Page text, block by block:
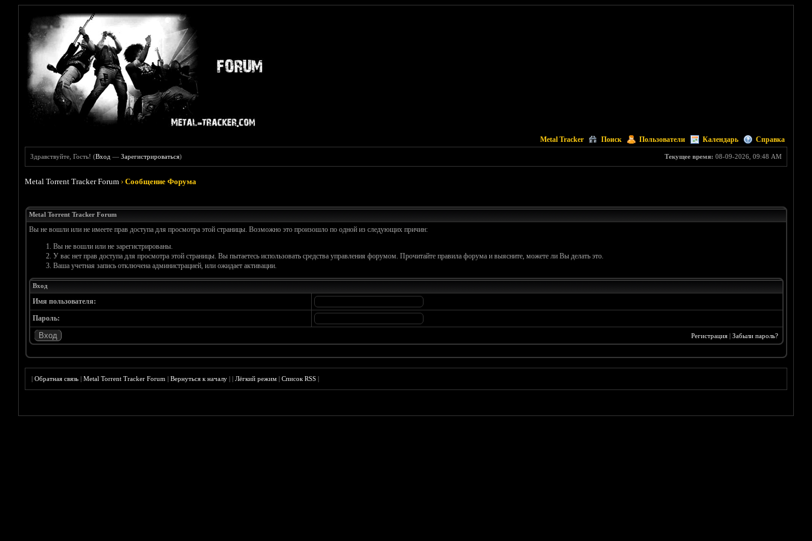
Metal Tracker Поиск Пользователи Календарь Справка
Текущее время: 08-09-2026, 09:48 AM
Здравствуйте, Гость! (Вход —Зарегистрироваться)
Metal Torrent Tracker Forum ›Сообщение Форума
Metal Torrent Tracker Forum
Вы не вошли или не имеете прав доступа для просмотра этой страницы. Возможно это произошло по одной из следующих причин:
Вы не вошли или не зарегистрированы.
У вас нет прав доступа для просмотра этой страницы. Вы пытаетесь использовать средства управления форумом. Прочитайте правила форума и выясните, можете ли Вы делать это.
Ваша учетная запись отключена администрацией, или ожидает активации.
Вход
Имя пользователя:
Пароль:
Регистрация| Забыли пароль?
|Обратная связь |Metal Torrent Tracker Forum |Вернуться к началу ||Лёгкий режим |Список RSS |